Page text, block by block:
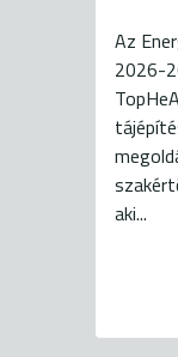
Az
2026-
aki...